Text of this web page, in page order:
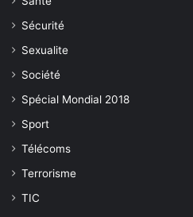
Sécurité
Sexualite
Société
Spécial Mondial 2018
Sport
Télécoms
Terrorisme
TIC